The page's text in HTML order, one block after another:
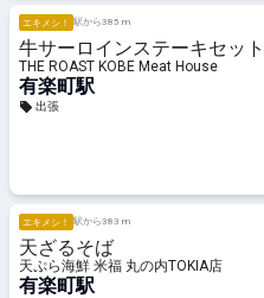
エキメシ！ 駅から385 m
牛サーロインステーキセット
THE ROAST KOBE Meat House
有楽町駅
出張
エキメシ！ 駅から383 m
天ざるそば
天ぷら海鮮 米福 丸の内TOKIA店
有楽町駅